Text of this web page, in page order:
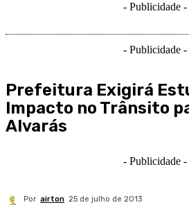
- Publicidade -
- Publicidade -
Prefeitura Exigirá
Impacto no Trânsito
Alvarás
- Publicidade -
Por airton 25 de julho de 2013